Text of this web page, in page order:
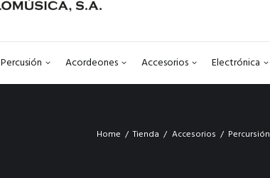
Percusión Acordeones Accesorios Electrónica
Home Tienda Accesorios Percursión